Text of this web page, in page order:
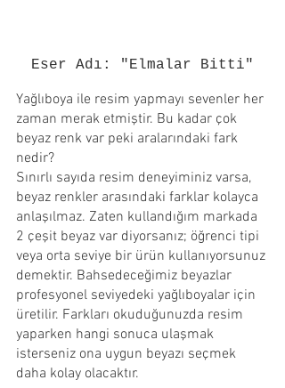
Eser Adı: "Elmalar Bitti"
Yağlıboya ile resim yapmayı sevenler her
zaman merak etmiştir. Bu kadar çok
beyaz renk var peki aralarındaki fark
nedir?
Sınırlı sayıda resim deneyiminiz varsa,
beyaz renkler arasındaki farklar kolayca
anlaşılmaz. Zaten kullandığım markada
2 çeşit beyaz var diyorsanız; öğrenci tipi
veya orta seviye bir ürün kullanıyorsunuz
demektir. Bahsedeceğimiz beyazlar
profesyonel seviyedeki yağlıboyalar için
üretilir. Farkları okuduğunuzda resim
yaparken hangi sonuca ulaşmak
isterseniz ona uygun beyazı seçmek
daha kolay olacaktır.